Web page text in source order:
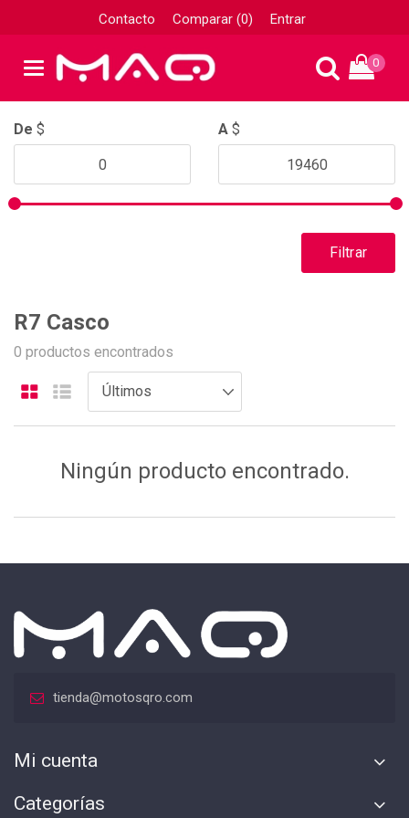
Contacto Comparar (0) Entrar
0
De $ A $
Filtrar
R7 Casco
0 productos encontrados
Ningún producto encontrado.
tienda@motosqro.com
Mi cuenta
Categorías